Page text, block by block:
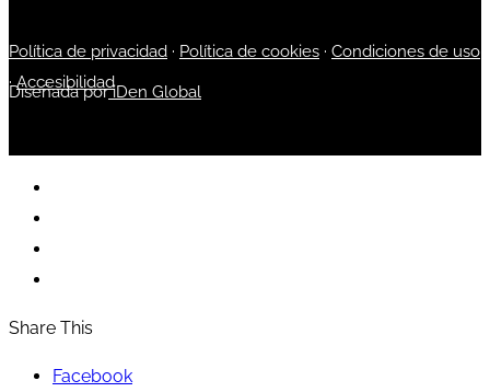
Política de privacidad · Política de cookies · Condiciones de uso
·Accesibilidad
Diseñada poriDen Global
Share This
Facebook